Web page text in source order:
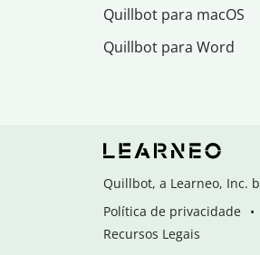
Quillbot para macOS
Quillbot para Word
Quillbot, a Learneo, Inc.
Política de privacidade
Recursos Legais